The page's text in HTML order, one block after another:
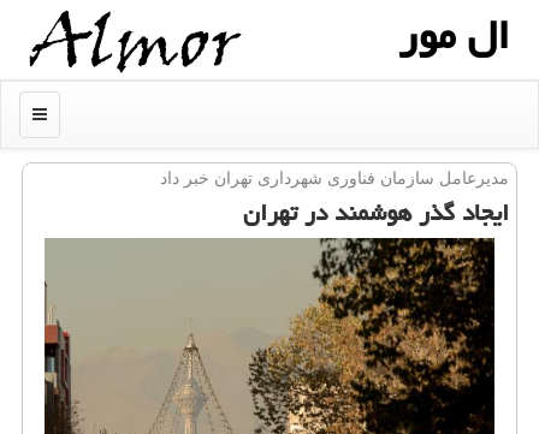
ال مور
منو
مدیرعامل سازمان فناوری شهرداری تهران خبر داد
ایجاد گذر هوشمند در تهران